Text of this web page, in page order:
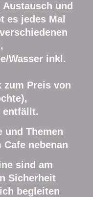
und
es jedes Mal
Wasser inkl.
zum Preis von
entfällt.
und Themen
nebenan
sind am
Sicherheit
begleiten